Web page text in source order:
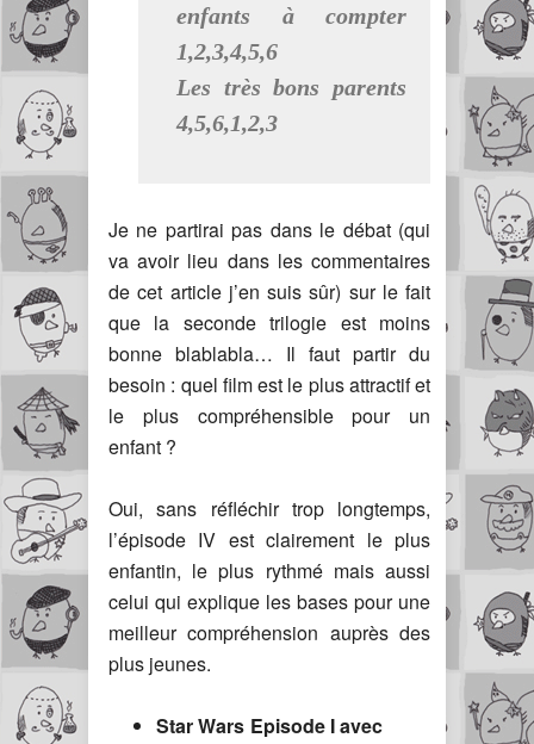
enfants à compter
1,2,3,4,5,6
Les très bons parents
4,5,6,1,2,3
Je ne partirai pas dans le débat (qui
va avoir lieu dans les commentaires
de cet article j’en suis sûr) sur le fait
que la seconde trilogie est moins
bonne blablabla… Il faut partir du
besoin : quel film est le plus attractif et
le plus compréhensible pour un
enfant ?
Oui, sans réfléchir trop longtemps,
l’épisode IV est clairement le plus
enfantin, le plus rythmé mais aussi
celui qui explique les bases pour une
meilleur compréhension auprès des
plus jeunes.
Star Wars Episode I avec